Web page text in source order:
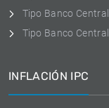
Tipo Banco
Tipo Banco
INFLACIÓN IPC